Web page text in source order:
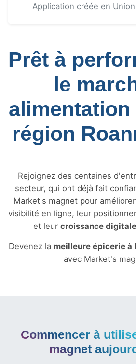
Application créée en
Prêt à
le
alimentation
région
Rejoignez des centaines
secteur, qui ont déjà fait
Market's magnet pour
visibilité en ligne, leur
et leur croissance digitale
Devenez la meilleure épicerie à
avec Market's
Commencer à
magnet